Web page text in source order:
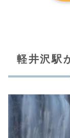
軽井沢駅